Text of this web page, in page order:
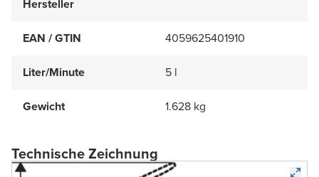
Hersteller
EAN / GTIN 4059625401910
Liter/Minute 5 l
Gewicht 1.628 kg
Technische Zeichnung